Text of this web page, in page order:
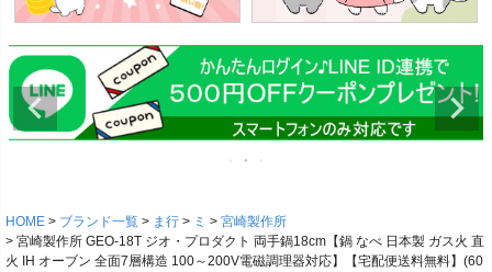
HOME ブランド一覧 ま行 ミ
宮崎製作所
宮崎製作所 GEO-18T ジオ・プロダクト 両手鍋18cm【鍋 なべ 日本製 ガス火 直
火 IH オーブン 全面7層構造 100～200V電磁調理器対応】【宅配便送料無料】(60